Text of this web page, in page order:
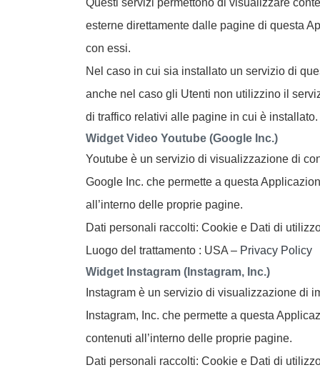
esterne direttamente dalle pagine di questa
con essi.
Nel caso in cui sia installato un servizio di
anche nel caso gli Utenti non utilizzino il
di traffico relativi alle pagine in cui è installato.
Widget Video Youtube (Google Inc.)
Youtube è un servizio di visualizzazione di
Google Inc. che permette a questa
all’interno delle proprie pagine.
Dati personali raccolti: Cookie e Dati di
Luogo del trattamento : USA – Privacy Policy
Widget Instagram (Instagram, Inc.)
Instagram è un servizio di visualizzazione di
Instagram, Inc. che permette a questa
contenuti all’interno delle proprie pagine.
Dati personali raccolti: Cookie e Dati di